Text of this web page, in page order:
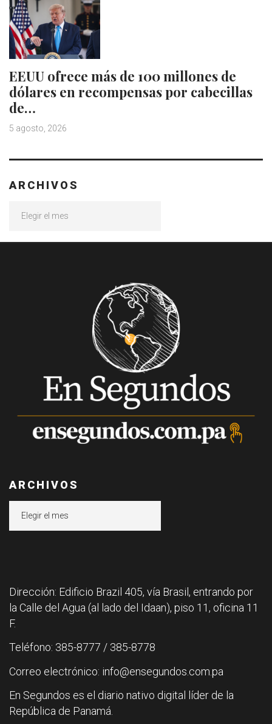
EEUU ofrece más de 100 millones de
dólares en recompensas por cabecillas
de…
5 agosto, 2026
ARCHIVOS
ARCHIVOS
Dirección: Edificio Brazil 405, vía Brasil, entrando por
la Calle del Agua (al lado del Idaan), piso 11, oficina 11
F.
Teléfono: 385-8777 / 385-8778
Correo electrónico: info@ensegundos.com.pa
En Segundos es el diario nativo digital líder de la
República de Panamá.